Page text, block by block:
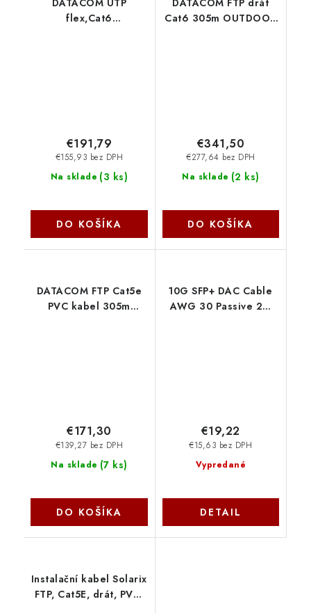
DATACOM UTP
flex,Cat6
Na sklade (3 ks)
€155,93 bez DPH
€191,79
DO KOŠÍKA
DATACOM FTP drát
Cat6 305m OUTDOOR
Na sklade (2 ks)
€277,64 bez DPH
€341,50
DO KOŠÍKA
DATACOM FTP Cat5e
PVC kabel 305m
Na sklade (7 ks)
€139,27 bez DPH
€171,30
DO KOŠÍKA
10G SFP+ DAC Cable
AWG 30 Passive 2m
Vypredané
€15,63 bez DPH
€19,22
DETAIL
Instalační kabel Solarix
FTP, Cat5E, drát, PVC,